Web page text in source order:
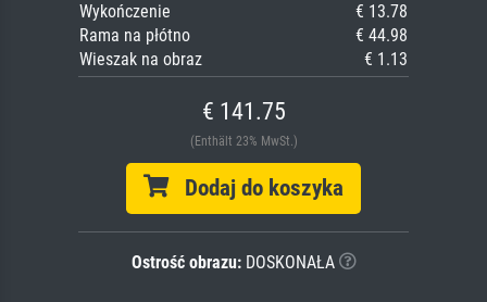
Wykończenie
€ 13.78
Rama na płótno
€ 44.98
Wieszak na obraz
€ 1.13
€ 141.75
(Enthält 23% MwSt.)
Dodaj do koszyka
Ostrość obrazu:DOSKONAŁA